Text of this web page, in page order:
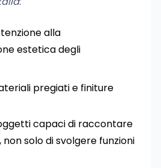
alla
estetica degli
pregiati e finiture
capaci di raccontare
non solo di svolgere funzioni